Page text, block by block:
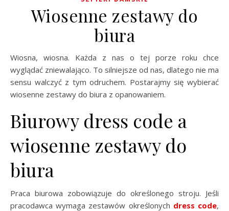
Wiosenne zestawy do
biura
Wiosna, wiosna. Każda z nas o tej porze roku chce
wyglądać zniewalająco. To silniejsze od nas, dlatego nie ma
sensu walczyć z tym odruchem. Postarajmy się wybierać
wiosenne zestawy do biura z opanowaniem.
Biurowy dress code a
wiosenne zestawy do
biura
Praca biurowa zobowiązuje do określonego stroju. Jeśli
pracodawca wymaga zestawów określonych dress code,